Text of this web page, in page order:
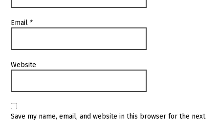
Email*
Website
Save my name, email, and website in this browser for the next